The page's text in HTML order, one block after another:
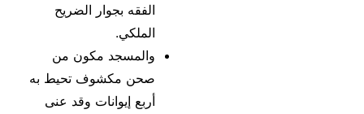
الفقه بجوار الضريح
الملكي.
والمسجد مكون من
صحن مكشوف تحيط به
أربع إيوانات وقد عنى